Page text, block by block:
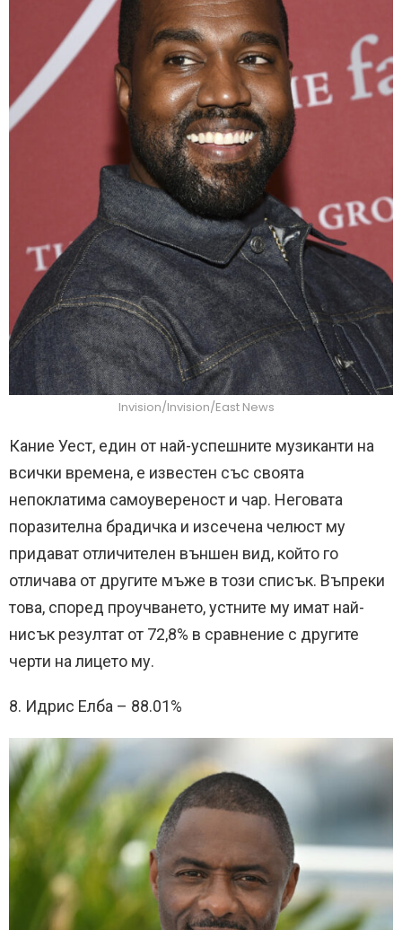
Invision/Invision/East News
Кание Уест, един от най-успешните музиканти на
всички времена, е известен със своята
непоклатима самоувереност и чар. Неговата
поразителна брадичка и изсечена челюст му
придават отличителен външен вид, който го
отличава от другите мъже в този списък. Въпреки
това, според проучването, устните му имат най-
нисък резултат от 72,8% в сравнение с другите
черти на лицето му.
8. Идрис Елба – 88.01%